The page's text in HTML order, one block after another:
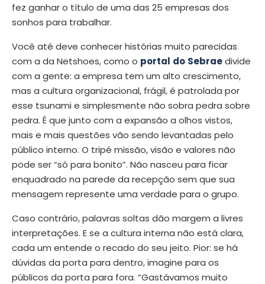
fez ganhar o título de uma das 25 empresas dos
sonhos para trabalhar.
Você até deve conhecer histórias muito parecidas
com a da Netshoes, como o portal do Sebraedivide
com a gente: a empresa tem um alto crescimento,
mas a cultura organizacional, frágil, é patrolada por
esse tsunami e simplesmente não sobra pedra sobre
pedra. É que junto com a expansão a olhos vistos,
mais e mais questões vão sendo levantadas pelo
público interno. O tripé missão, visão e valores não
pode ser “só para bonito”. Não nasceu para ficar
enquadrado na parede da recepção sem que sua
mensagem represente uma verdade para o grupo.
Caso contrário, palavras soltas dão margem a livres
interpretações. E se a cultura interna não está clara,
cada um entende o recado do seu jeito. Pior: se há
dúvidas da porta para dentro, imagine para os
públicos da porta para fora. “Gastávamos muito